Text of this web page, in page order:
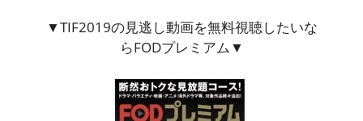
▼TIF2019の見逃し動画を無料視聴したいな
らFODプレミアム▼